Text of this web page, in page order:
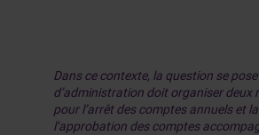
Dans ce contexte, la question se
d’administration doit organiser deux
pour l’arrêt des comptes annuels et
l’approbation des comptes